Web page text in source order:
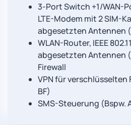
3-Port Switch +1/WAN-
LTE-Modem mit 2 SIM-
abgesetzten Antennen
WLAN-Router, IEEE
abgesetzten Antennen
Firewall
VPN für
BF)
SMS-Steuerung (Bspw.